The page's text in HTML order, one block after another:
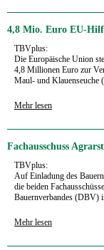
4,8 Mio. Euro EU-
TBVplus:
Die Europäische Union
4,8 Millionen Euro zur
Maul- und Klauenseuche
Mehr lesen
Fachausschuss
TBVplus:
Auf Einladung des
die beiden
Bauernverbandes (DBV)
Mehr lesen